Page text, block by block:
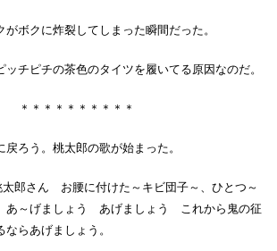
ボクに炸裂してしまった瞬間だった。
チピチの茶色のタイツを履いてる原因なのだ。
＊＊＊＊＊＊＊＊＊＊
ろう。桃太郎の歌が始まった。
さん お腰に付けた～キビ団子～、ひとつ～
あ～げましょう あげましょう これから鬼の征
らあげましょう。